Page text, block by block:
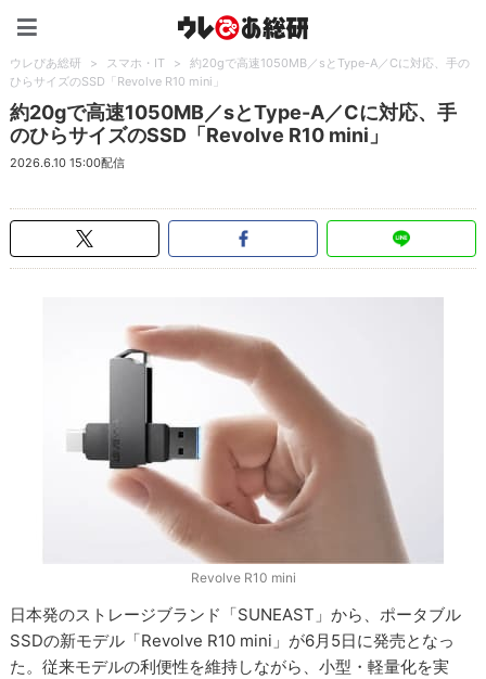
ウレぴあ総研 > スマホ・IT >
約20gで高速1050MB／sとType-A／Cに対応、手の
ひらサイズのSSD「Revolve R10 mini」
約20gで高速1050MB／sとType-A／Cに対応、手
のひらサイズのSSD「Revolve R10 mini」
2026.6.10 15:00配信
Revolve R10 mini
日本発のストレージブランド「SUNEAST」から、ポータブル
SSDの新モデル「Revolve R10 mini」が6月5日に発売となっ
た。従来モデルの利便性を維持しながら、小型・軽量化を実